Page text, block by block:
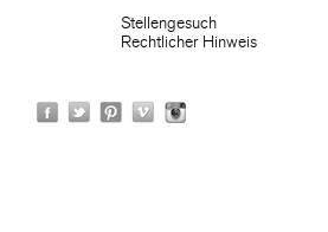
Stellengesuch
Rechtlicher Hinweis